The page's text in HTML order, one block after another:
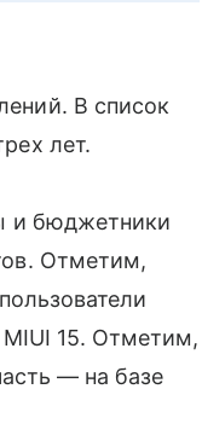
В список
лет.
и бюджетники
Отметим,
15. Отметим,
— на базе